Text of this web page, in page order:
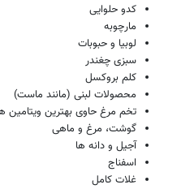
کدو حلوایی
مارچوبه
لوبیا و حبوبات
سبزی چغندر
کلم بروکسل
محصولات لبنی (مانند ماست)
تخم مرغ حاوی بهترین ویتامین
گوشت، مرغ و ماهی
آجیل و دانه ها
اسفناج
غلات کامل